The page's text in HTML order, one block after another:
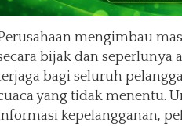
mengimbau
bijak dan seperlunya
bagi seluruh
yang tidak menentu.
kepelangganan,